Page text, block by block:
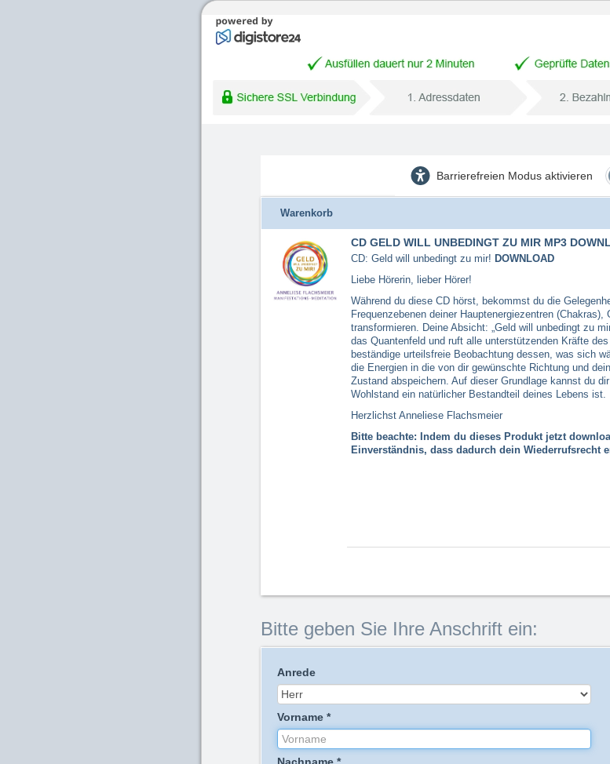
Barrierefreien Modus aktivieren
Warenkorb
CD GELD WILL UNBEDINGT ZU MIR MP3
CD: Geld will unbedingt zu mir! DOWNLOAD
Liebe Hörerin, lieber Hörer!
Während du diese CD hörst, bekommst du die
Frequenzebenen deiner Hauptenergiezentren
transformieren. Deine Absicht: „Geld will unbedingt zu
das Quantenfeld und ruft alle unterstützenden Kräfte
beständige urteilsfreie Beobachtung dessen, was sich
die Energien in die von dir gewünschte Richtung und
Zustand abspeichern. Auf dieser Grundlage kannst du
Wohlstand ein natürlicher Bestandteil deines Lebens ist.
Herzlichst Anneliese Flachsmeier
Bitte beachte: Indem du dieses Produkt jetzt
Einverständnis, dass dadurch dein Wiederrufsrecht
Bitte geben Sie Ihre Anschrift ein:
Anrede
Vorname *